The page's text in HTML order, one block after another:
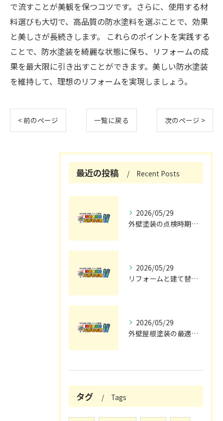
で流すことが美観を保つコツです。さらに、使用する材
料選びも大切で、高品質の防水塗料を選ぶことで、効果
と美しさが長続きします。 これらのポイントを実践する
ことで、防水塗装を綺麗な状態に保ち、リフォームの成
果を最大限に引き出すことができます。美しい防水塗装
を維持して、理想のリフォームを実現しましょう。
< 前のページ 一覧に戻る 次のページ >
最近の投稿 Recent Posts
2026/05/29
外壁塗装の点検時期と施工の最適タイミング
2026/05/29
リフォームと建て替えの費用と注意点完全解説
2026/05/29
外壁屋根塗装の最適メンテナンス時期
タグ Tags